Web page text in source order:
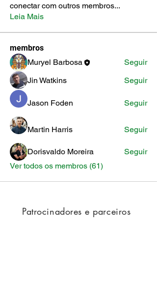
conectar com outros membros...
Leia Mais
membros
Muryel Barbosa
Seguir
Jin Watkins
Seguir
Jason Foden Seguir
Martin Harris Seguir
Dorisvaldo Moreira
Seguir
Ver todos os membros (61)
Patrocinadores e parceiros